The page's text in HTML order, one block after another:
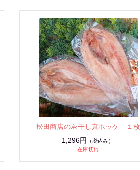
松田商店の灰干し真ホッケ １枚
1,296円
（税込み）
在庫切れ